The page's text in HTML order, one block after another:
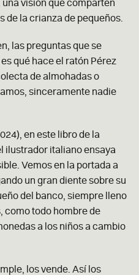
visión que comparten
de la crianza de pequeños.
las preguntas que se
qué hace el ratón Pérez
de almohadas o
sinceramente nadie
en este libro de la
ilustrador italiano ensaya
Vemos en la portada a
un gran diente sobre su
del banco, siempre lleno
como todo hombre de
a los niños a cambio
los vende. Así los